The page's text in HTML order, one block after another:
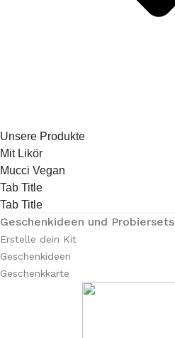
Unsere Produkte
Mit Likör
Mucci Vegan
Tab Title
Tab Title
Geschenkideen und Probiersets
Erstelle dein Kit
Geschenkideen
Geschenkkarte